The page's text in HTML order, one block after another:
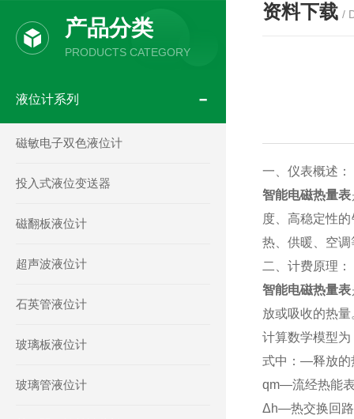
产品分类
PRODUCTS CATEGORY
液位计系列
磁敏电子双色液位计
投入式液位变送器
磁翻板液位计
超声波液位计
石英管液位计
玻璃板液位计
玻璃管液位计
资料下载 /
一、仪表概述：
智能电磁热量表
度、高稳定性
热、供暖、空
二、计费原理：
智能电磁热量表
放或吸收的热
计算数学模型
式中：—释放的
qm—流经热能
Δh—热交换回路